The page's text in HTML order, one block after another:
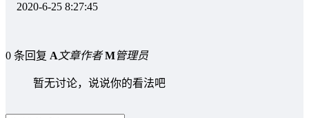
2020-6-25 8:27:45
0 条回复 A文章作者 M管理员
暂无讨论，说说你的看法吧